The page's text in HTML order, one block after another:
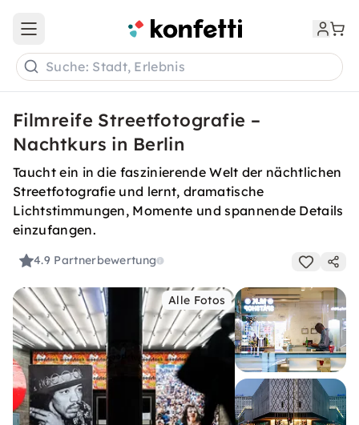
Open main menu
Suche: Stadt, Erlebnis
Filmreife Streetfotografie –
Nachtkurs in Berlin
Taucht ein in die faszinierende Welt der nächtlichen
Streetfotografie und lernt, dramatische
Lichtstimmungen, Momente und spannende Details
einzufangen.
4.9 Partnerbewertung
Alle Fotos